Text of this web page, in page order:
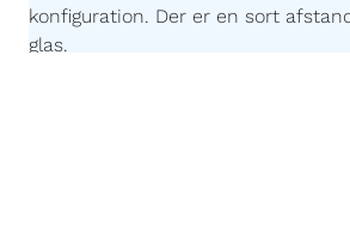
konfiguration. Der er en sort
glas.